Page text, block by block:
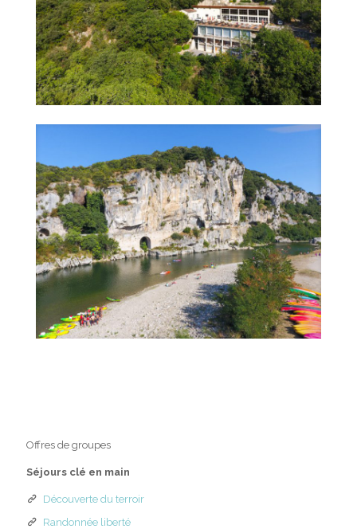
Offres de groupes
Séjours clé en main
Découverte du terroir
Randonnée liberté